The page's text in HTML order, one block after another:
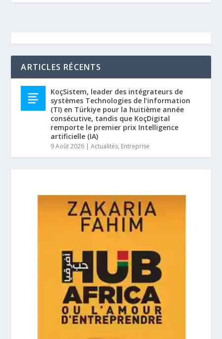
ARTICLES RÉCENTS
KoçSistem, leader des intégrateurs de
systèmes Technologies de l’information
(TI) en Türkiye pour la huitième année
consécutive, tandis que KoçDigital
remporte le premier prix Intelligence
artificielle (IA)
9 Août 2026 |Actualités, Entreprise